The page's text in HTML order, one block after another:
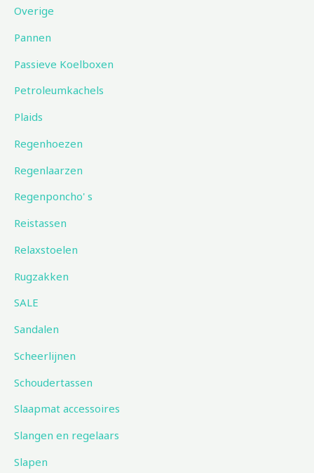
Overige
Pannen
Passieve Koelboxen
Petroleumkachels
Plaids
Regenhoezen
Regenlaarzen
Regenponcho' s
Reistassen
Relaxstoelen
Rugzakken
SALE
Sandalen
Scheerlijnen
Schoudertassen
Slaapmat accessoires
Slangen en regelaars
Slapen